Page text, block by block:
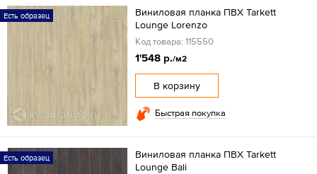
Есть образец
Виниловая планка ПВХ Tarkett
Lounge Lorenzo
Код товара: 115550
1'548 р./м2
В корзину
Быстрая покупка
Есть образец
Виниловая планка ПВХ Tarkett
Lounge Bali